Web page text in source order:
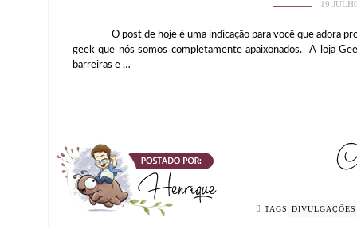
19
O post de hoje é uma indicação para você que adora
geek que nós somos completamente apaixonados. A loja
barreiras e …
TAGS DIVULGAÇÕES